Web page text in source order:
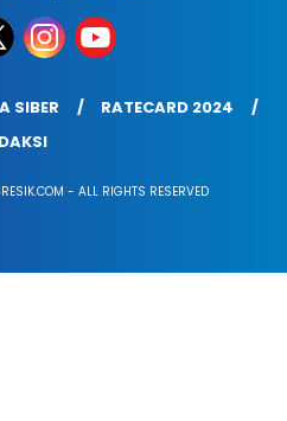
SIBER
RATECARD 2024
- ALL RIGHTS RESERVED